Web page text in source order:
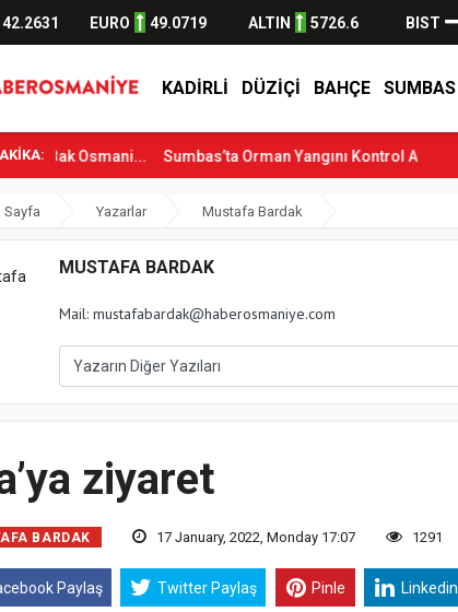
42.2631 EURO 49.0719 ALTIN 5726.6 BIST
KADIRLI DÜZIÇI BAHÇE SUMBAS
Bak Osmani... Sumbas’ta Orman Yangını Kontrol Altına Alındı
Sayfa Yazarlar Mustafa Bardak
MUSTAFA BARDAK
Mail: mustafabardak@haberosmaniye.com
ziyaret
BARDAK 17 January, 2022, Monday 17:07 1291
Paylaş Twitter Paylaş Pinle Linkedin